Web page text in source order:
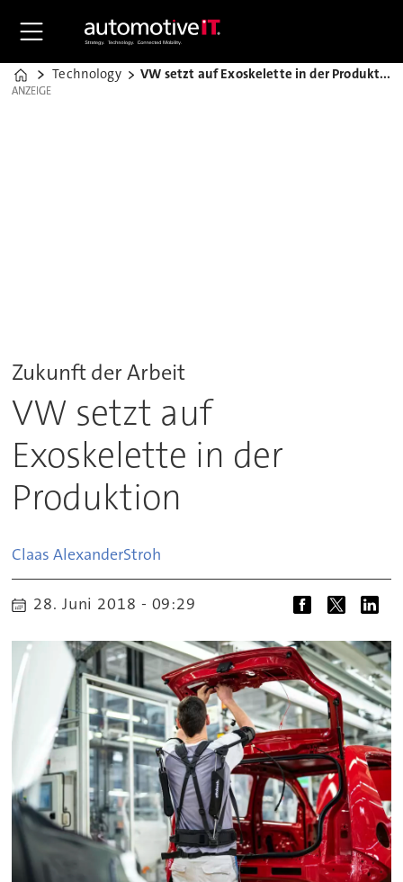
Home
Technology VW setzt auf Exoskelette in der Produktion
ANZEIGE
ANZEIGE
Zukunft der Arbeit
VW setzt auf
Exoskelette in der
Produktion
Claas AlexanderStroh
28. Juni 2018 - 09:29